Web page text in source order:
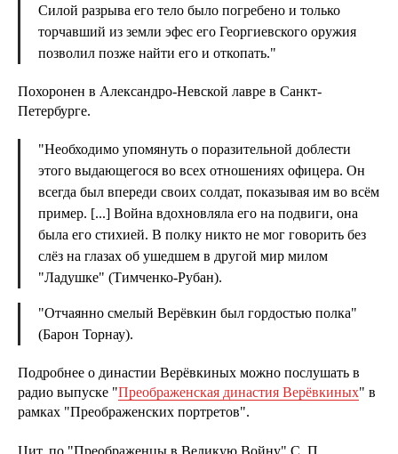
Силой разрыва его тело было погребено и только
торчавший из земли эфес его Георгиевского оружия
позволил позже найти его и откопать."
Похоронен в Александро-Невской лавре в Санкт-
Петербурге.
"Необходимо упомянуть о поразительной доблести
этого выдающегося во всех отношениях офицера. Он
всегда был впереди своих солдат, показывая им во всём
пример. [...] Война вдохновляла его на подвиги, она
была его стихией. В полку никто не мог говорить без
слёз на глазах об ушедшем в другой мир милом
"Ладушке" (Тимченко-Рубан).
"Отчаянно смелый Верёвкин был гордостью полка"
(Барон Торнау).
Подробнее о династии Верёвкиных можно послушать в
радио выпуске "Преображенская династия Верёвкиных" в
рамках "Преображенских портретов".
Цит. по "Преображенцы в Великую Войну" С. П.